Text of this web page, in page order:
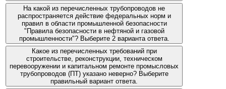
На какой из перечисленных трубопроводов не
распространяется действие федеральных норм и
правил в области промышленной безопасности
"Правила безопасности в нефтяной и газовой
промышленности"? Выберите 2 варианта ответа.
Какое из перечисленных требований при
строительстве, реконструкции, техническом
перевооружении и капитальном ремонте промысловых
трубопроводов (ПТ) указано неверно? Выберите
правильный вариант ответа.